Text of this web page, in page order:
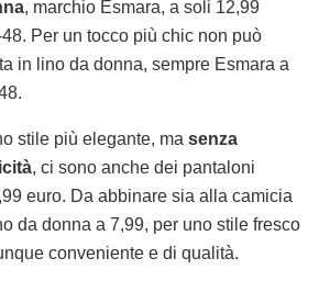
, marchio Esmara, a soli 12,99
Per un tocco più chic non può
in lino da donna, sempre Esmara a
stile più elegante, ma senza
, ci sono anche dei pantaloni
euro. Da abbinare sia alla camicia
da donna a 7,99, per uno stile fresco
conveniente e di qualità.